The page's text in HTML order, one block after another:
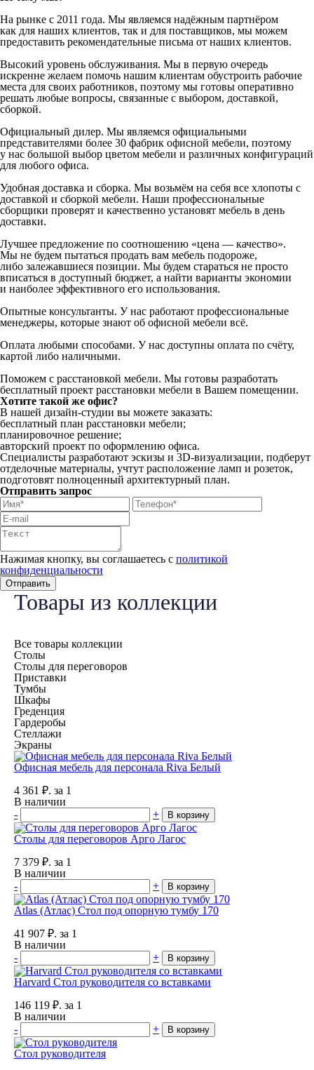
На рынке с 2011 года. Мы являемся надёжным партнёром
как для наших клиентов, так и для поставщиков, мы можем
предоставить рекомендательные письма от наших клиентов.
Высокий уровень обслуживания. Мы в первую очередь
искренне желаем помочь нашим клиентам обустроить рабочие
места для своих работников, поэтому мы готовы оперативно
решать любые вопросы, связанные с выбором, доставкой,
сборкой.
Официальный дилер. Мы являемся официальными
представителями более 30 фабрик офисной мебели, поэтому
у нас большой выбор цветом мебели и различных конфигураций
для любого офиса.
Удобная доставка и сборка. Мы возьмём на себя все хлопоты с
доставкой и сборкой мебели. Наши профессиональные
сборщики проверят и качественно установят мебель в день
доставки.
Лучшее предложение по соотношению «цена — качество».
Мы не будем пытаться продать вам мебель подороже,
либо залежавшиеся позиции. Мы будем стараться не просто
вписаться в доступный бюджет, а найти варианты экономии
и наиболее эффективного его использования.
Опытные консультанты. У нас работают профессиональные
менеджеры, которые знают об офисной мебели всё.
Оплата любыми способами. У нас доступны оплата по счёту,
картой либо наличными.
Поможем с расстановкой мебели. Мы готовы разработать
бесплатный проект расстановки мебели в Вашем помещении.
Хотите такой же офис?
В нашей дизайн-студии вы можете заказать:
бесплатный план расстановки мебели;
планировочное решение;
авторский проект по оформлению офиса.
Специалисты разработают эскизы и 3D-визуализации, подберут
отделочные материалы, учтут расположение ламп и розеток,
подготовят полноценный архитектурный план.
Отправить запрос
Нажимая кнопку, вы соглашаетесь с политикой
конфиденциальности
Товары из коллекции
Все товары коллекции
Столы
Столы для переговоров
Приставки
Тумбы
Шкафы
Греденция
Гардеробы
Стеллажи
Экраны
Офисная мебель для персонала Riva Белый
4 361 ₽. за 1
В наличии
-
+ В корзину
Столы для переговоров Арго Лагос
7 379 ₽. за 1
В наличии
-
+ В корзину
Atlas (Атлас) Стол под опорную тумбу 170
41 907 ₽. за 1
В наличии
-
+ В корзину
Harvard Стол руководителя со вставками
146 119 ₽. за 1
В наличии
-
+ В корзину
Стол руководителя